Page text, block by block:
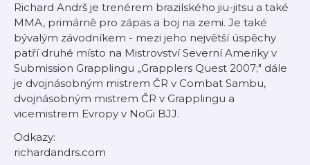
Richard Andrš je trenérem brazilského jiu-jitsu a také
MMA, primárně pro zápas a boj na zemi. Je také
bývalým závodníkem - mezi jeho největší úspěchy
patří druhé místo na Mistrovství Severní Ameriky v
Submission Grapplingu „Grapplers Quest 2007;" dále
je dvojnásobným mistrem ČR v Combat Sambu,
dvojnásobným mistrem ČR v Grapplingu a
vicemistrem Evropy v NoGi BJJ.
Odkazy:
richardandrs.com